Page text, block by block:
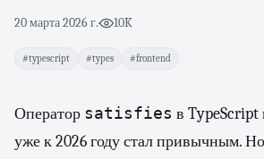
20 марта 2026 г.· 10K
#typescript #types #frontend
Оператор satisfies в TypeScript
уже к 2026 году стал привычным.